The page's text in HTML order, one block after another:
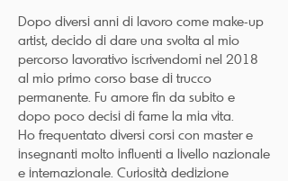
Dopo diversi anni di lavoro come make-up
artist, decido di dare una svolta al mio
percorso lavorativo iscrivendomi nel 2018
al mio primo corso base di trucco
permanente. Fu amore fin da subito e
dopo poco decisi di farne la mia vita.
Ho frequentato diversi corsi con master e
insegnanti molto influenti a livello nazionale
e internazionale. Curiosità dedizione